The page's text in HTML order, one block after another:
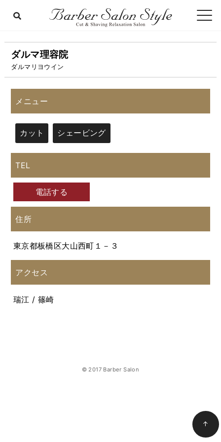
ダルマ理容院
ダルマリヨウイン
メニュー
カット シェービング
TEL
電話する
住所
東京都板橋区大山西町１－３
アクセス
瑞江 / 篠崎
© 2017 Barber Salon
↑